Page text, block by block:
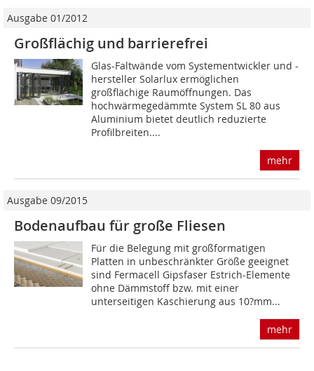
Ausgabe 01/2012
Großflächig und barrierefrei
Glas-Faltwände vom Systementwickler und -
hersteller Solarlux ermöglichen
großflächige Raumöffnungen. Das
hochwärmegedämmte System SL 80 aus
Aluminium bietet deutlich reduzierte
Profilbreiten....
mehr
Ausgabe 09/2015
Bodenaufbau für große Fliesen
Für die Belegung mit großformatigen
Platten in unbeschränkter Größe geeignet
sind Fermacell Gipsfaser Estrich-Elemente
ohne Dämmstoff bzw. mit einer
unterseitigen Kaschierung aus 10?mm...
mehr